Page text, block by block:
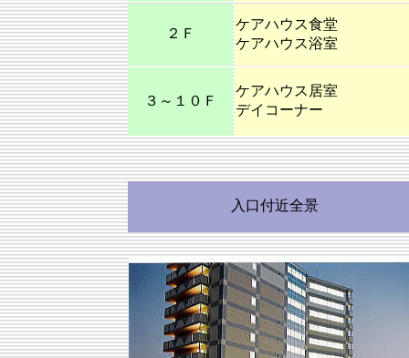
２Ｆ
ケアハウス食堂
ケアハウス浴室
３～１０Ｆ
ケアハウス居室
デイコーナー
入口付近全景